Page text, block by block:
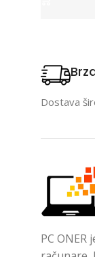
Dostava
PC ONER